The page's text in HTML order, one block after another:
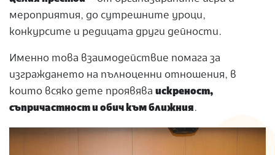
мероприятия, до сутрешните уроци,
конкурсите и редицата други дейности.
Именно това взаимодействие помага за
изграждането на пълноценни отношения, в
които всяко дете проявява искреност,
съпричастност и обич към ближния.